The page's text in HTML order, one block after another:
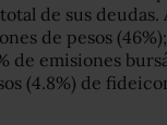
de sus deudas.
de pesos
de emisiones
(4.8%) de